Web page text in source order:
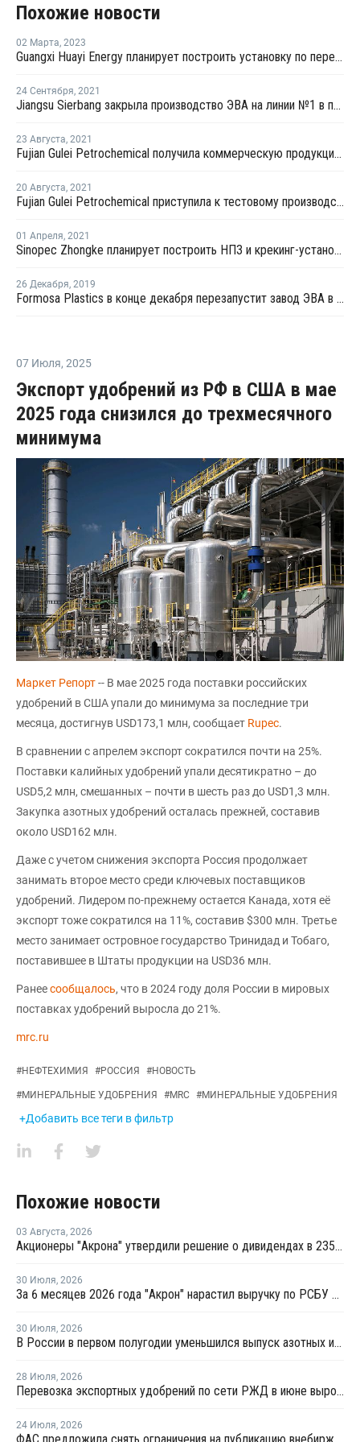
Похожие новости
02 Марта, 2023
Guangxi Huayi Energy планирует построить установку по переработке метанола в олефины в Китае
24 Сентября, 2021
Jiangsu Sierbang закрыла производство ЭВА на линии №1 в провинции Цзянсу на ремонт
23 Августа, 2021
Fujian Gulei Petrochemical получила коммерческую продукцию на новой крекинг-установке в Китае
20 Августа, 2021
Fujian Gulei Petrochemical приступила к тестовому производству на новой крекинг-установке в Китае
01 Апреля, 2021
Sinopec Zhongke планирует построить НПЗ и крекинг-установку в Китае
26 Декабря, 2019
Formosa Plastics в конце декабря перезапустит завод ЭВА в Китае после плановой профилактики
07 Июля, 2025
Экспорт удобрений из РФ в США в мае
2025 года снизился до трехмесячного
минимума
Маркет Репорт-- В мае 2025 года поставки российских
удобрений в США упали до минимума за последние три
месяца, достигнув USD173,1 млн, сообщает Rupec.
В сравнении с апрелем экспорт сократился почти на 25%.
Поставки калийных удобрений упали десятикратно – до
USD5,2 млн, смешанных – почти в шесть раз до USD1,3 млн.
Закупка азотных удобрений осталась прежней, составив
около USD162 млн.
Даже с учетом снижения экспорта Россия продолжает
занимать второе место среди ключевых поставщиков
удобрений. Лидером по-прежнему остается Канада, хотя её
экспорт тоже сократился на 11%, составив $300 млн. Третье
место занимает островное государство Тринидад и Тобаго,
поставившее в Штаты продукции на USD36 млн.
Ранеесообщалось, что в 2024 году доля России в мировых
поставках удобрений выросла до 21%.
mrc.ru
#НЕФТЕХИМИЯ #РОССИЯ #НОВОСТЬ
#МИНЕРАЛЬНЫЕ УДОБРЕНИЯ #MRC #МИНЕРАЛЬНЫЕ УДОБРЕНИЯ
+Добавить все теги в фильтр
Похожие новости
03 Августа, 2026
Акционеры "Акрона" утвердили решение о дивидендах в 235 рублей на акцию
30 Июля, 2026
За 6 месяцев 2026 года "Акрон" нарастил выручку по РСБУ на 1,3%
30 Июля, 2026
В России в первом полугодии уменьшился выпуск азотных и фосфорных удобрений
28 Июля, 2026
Перевозка экспортных удобрений по сети РЖД в июне выросла на 11,2%
24 Июля, 2026